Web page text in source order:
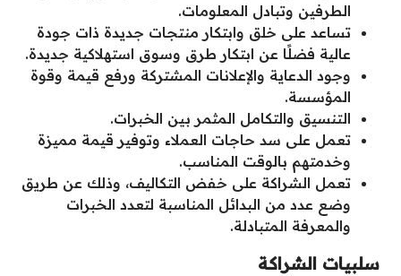
الطرفين وتبادل المعلومات.
تساعد على خلق وابتكار منتجات جديدة ذات جودة
عالية فضلًا عن ابتكار طرق وسوق استهلاكية جديدة.
وجود الدعاية والإعلانات المشتركة ورفع قيمة وقوة
المؤسسة.
التنسيق والتكامل المثمر بين الخبرات.
تعمل على سد حاجات العملاء وتوفير قيمة مميزة
وخدمتهم بالوقت المناسب.
تعمل الشراكة على خفض التكاليف، وذلك عن طريق
وضع عدد من البدائل المناسبة لتعدد الخبرات
والمعرفة المتبادلة.
سلبيات الشراكة